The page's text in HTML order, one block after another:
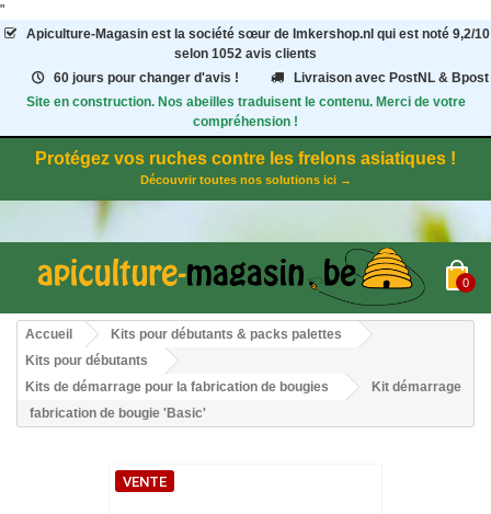
"
Apiculture-Magasinest la société sœur de Imkershop.nl qui est noté 9,2/10
selon 1052 avis clients
60 jours pour changer d'avis !
Livraison avec PostNL & Bpost
Site en construction. Nos abeilles traduisent le contenu. Merci de votre
compréhension !
Protégez vos ruches contre les frelons asiatiques !
Découvrir toutes nos solutions ici →
0
Accueil
Kits pour débutants & packs palettes
Kits pour débutants
Kits de démarrage pour la fabrication de bougies
Kit démarrage
fabrication de bougie 'Basic'
VENTE